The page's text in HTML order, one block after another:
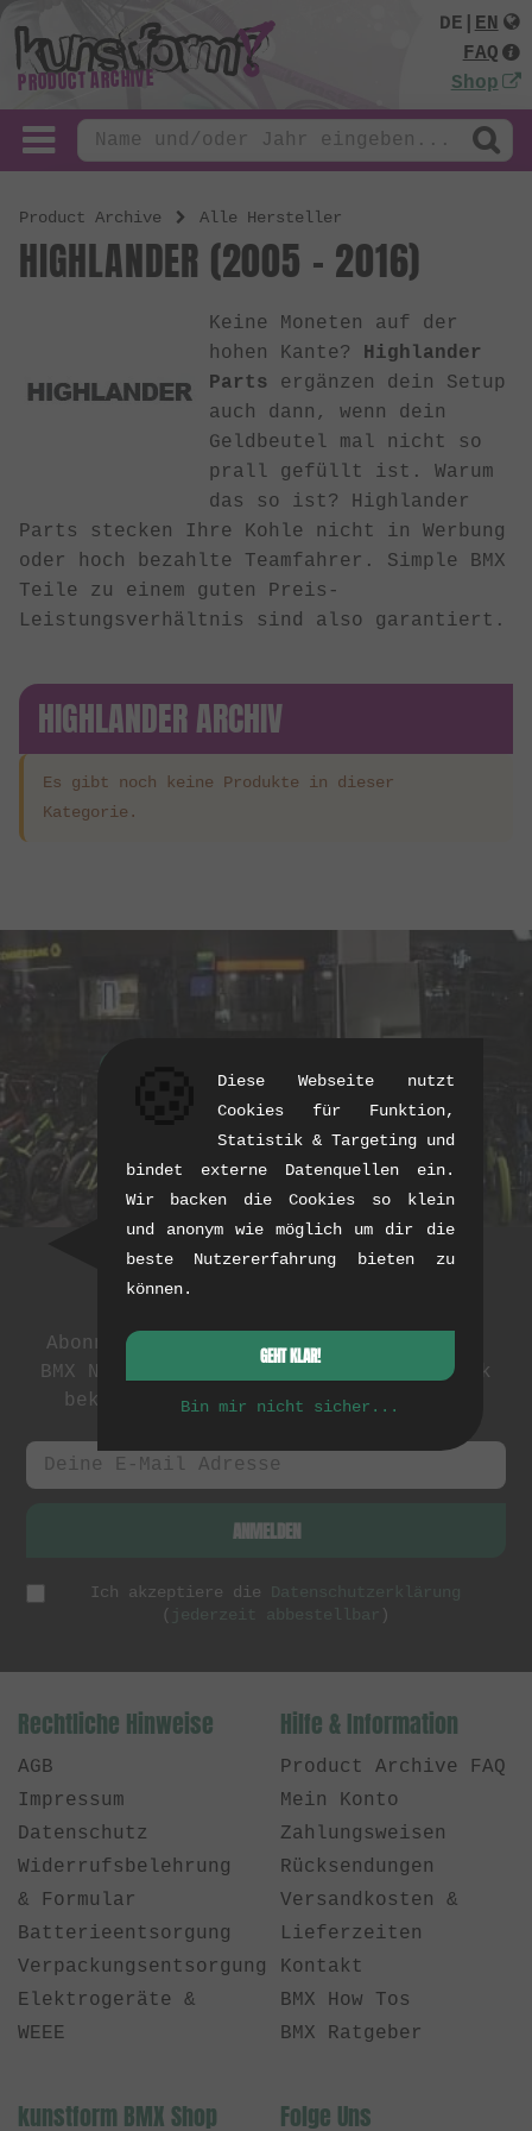
PRODUCT ARCHIVE
DE
EN
FAQ
Shop
Product Archive Alle Hersteller
HIGHLANDER (2005 - 2016)
Keine Moneten auf der
hohen Kante? Highlander
Parts ergänzen dein Setup
auch dann, wenn dein
Geldbeutel mal nicht so
prall gefüllt ist. Warum
das so ist? Highlander
Parts stecken Ihre Kohle nicht in Werbung
oder hoch bezahlte Teamfahrer. Simple BMX
Teile zu einem guten Preis-
Leistungsverhältnis sind also garantiert.
HIGHLANDER ARCHIV
Es gibt noch keine Produkte in dieser
Kategorie.
AKTUELLE PRODUKTE KAUFEN
Abonniere unseren Newsletter: Events,
BMX News und exklusive Deals. Als Dank
bekommst du einen5 EUR Gutschein
ANMELDEN
Ich akzeptiere die
Datenschutzerklärung
(
jederzeit abbestellbar )
Rechtliche Hinweise
AGB
Impressum
Datenschutz
Widerrufsbelehrung
& Formular
Batterieentsorgung
Verpackungsentsorgung
Elektrogeräte &
WEEE
Hilfe & Information
Product Archive FAQ
Mein Konto
Zahlungsweisen
Rücksendungen
Versandkosten &
Lieferzeiten
Kontakt
BMX How Tos
BMX Ratgeber
kunstform BMX Shop Folge Uns
Diese Webseite nutzt
Cookies für Funktion,
Statistik & Targeting und
bindet externe Datenquellen ein.
Wir backen die Cookies so klein
und anonym wie möglich um dir die
beste Nutzererfahrung bieten zu
können.
GEHT KLAR!
Bin mir nicht sicher...